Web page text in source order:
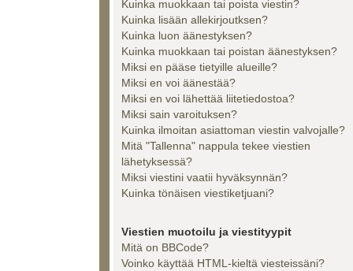
Kuinka muokkaan tai poista viestin?
Kuinka lisään allekirjoutksen?
Kuinka luon äänestyksen?
Kuinka muokkaan tai poistan äänestyksen?
Miksi en pääse tietyille alueille?
Miksi en voi äänestää?
Miksi en voi lähettää liitetiedostoa?
Miksi sain varoituksen?
Kuinka ilmoitan asiattoman viestin valvojalle?
Mitä "Tallenna" nappula tekee viestien
lähetyksessä?
Miksi viestini vaatii hyväksynnän?
Kuinka tönäisen viestiketjuani?
Viestien muotoilu ja viestityypit
Mitä on BBCode?
Voinko käyttää HTML-kieltä viesteissäni?